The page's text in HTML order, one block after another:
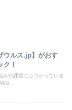
ウルス.jp】がおす
ク！
みや課題にぶつかっている